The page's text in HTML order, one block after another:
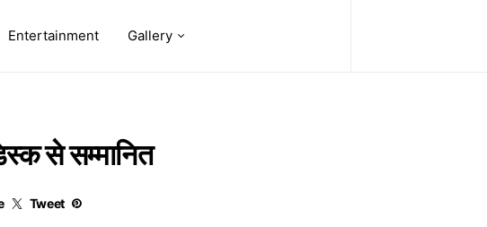
Entertainment Gallery
से सम्मानित
Tweet